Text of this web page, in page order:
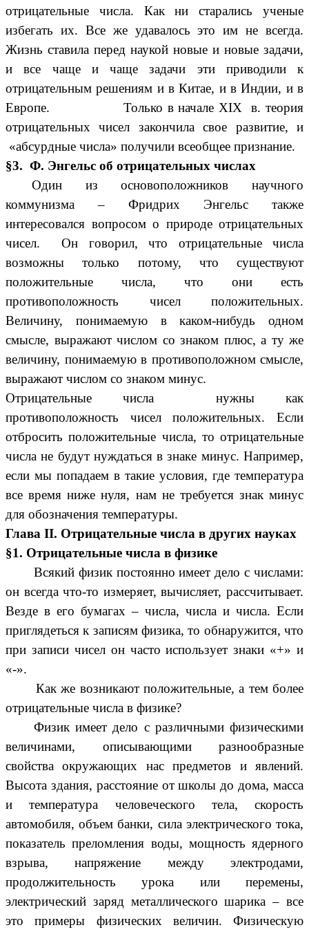
отрицательные числа. Как ни старались ученые
избегать их. Все же удавалось это им не всегда.
Жизнь ставила перед наукой новые и новые задачи,
и все чаще и чаще задачи эти приводили к
отрицательным решениям и в Китае, и в Индии, и в
Европе. Только в начале XIX в. теория
отрицательных чисел закончила свое развитие, и
«абсурдные числа» получили всеобщее признание.
§3. Ф. Энгельс об отрицательных числах
Один из основоположников научного
коммунизма – Фридрих Энгельс также
интересовался вопросом о природе отрицательных
чисел. Он говорил, что отрицательные числа
возможны только потому, что существуют
положительные числа, что они есть
противоположность чисел положительных.
Величину, понимаемую в каком-нибудь одном
смысле, выражают числом со знаком плюс, а ту же
величину, понимаемую в противоположном смысле,
выражают числом со знаком минус.
Отрицательные числа нужны как
противоположность чисел положительных. Если
отбросить положительные числа, то отрицательные
числа не будут нуждаться в знаке минус. Например,
если мы попадаем в такие условия, где температура
все время ниже нуля, нам не требуется знак минус
для обозначения температуры.
Глава II. Отрицательные числа в других науках
§1. Отрицательные числа в физике
Всякий физик постоянно имеет дело с числами:
он всегда что-то измеряет, вычисляет, рассчитывает.
Везде в его бумагах – числа, числа и числа. Если
приглядеться к записям физика, то обнаружится, что
при записи чисел он часто использует знаки «+» и
«-».
Как же возникают положительные, а тем более
отрицательные числа в физике?
Физик имеет дело с различными физическими
величинами, описывающими разнообразные
свойства окружающих нас предметов и явлений.
Высота здания, расстояние от школы до дома, масса
и температура человеческого тела, скорость
автомобиля, объем банки, сила электрического тока,
показатель преломления воды, мощность ядерного
взрыва, напряжение между электродами,
продолжительность урока или перемены,
электрический заряд металлического шарика – все
это примеры физических величин. Физическую